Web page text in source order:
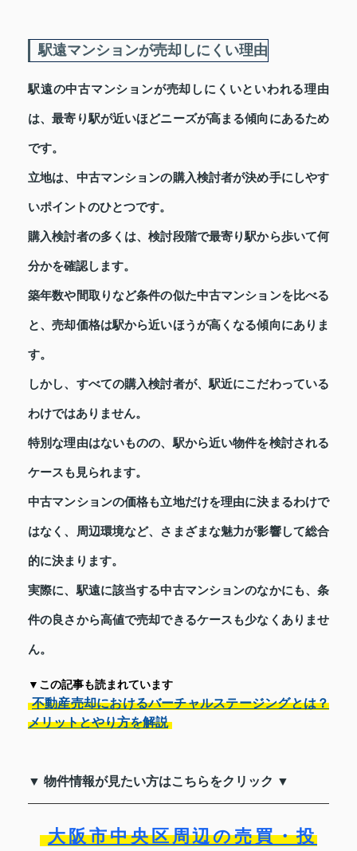
駅遠マンションが売却しにくい理由
駅遠の中古マンションが売却しにくいといわれる理由
は、最寄り駅が近いほどニーズが高まる傾向にあるため
です。
立地は、中古マンションの購入検討者が決め手にしやす
いポイントのひとつです。
購入検討者の多くは、検討段階で最寄り駅から歩いて何
分かを確認します。
築年数や間取りなど条件の似た中古マンションを比べる
と、売却価格は駅から近いほうが高くなる傾向にありま
す。
しかし、すべての購入検討者が、駅近にこだわっている
わけではありません。
特別な理由はないものの、駅から近い物件を検討される
ケースも見られます。
中古マンションの価格も立地だけを理由に決まるわけで
はなく、周辺環境など、さまざまな魅力が影響して総合
的に決まります。
実際に、駅遠に該当する中古マンションのなかにも、条
件の良さから高値で売却できるケースも少なくありませ
ん。
▼この記事も読まれています
不動産売却におけるバーチャルステージングとは？
メリットとやり方を解説
▼ 物件情報が見たい方はこちらをクリック ▼
大阪市中央区周辺の売買・投